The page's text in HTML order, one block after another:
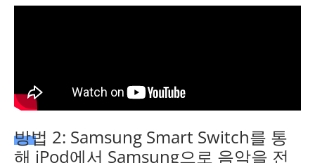
방법 2: Samsung Smart Switch를 통
해 iPod에서 Samsung으로 음악을 전